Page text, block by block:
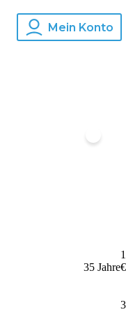
Mein Konto
€
35 Jahre